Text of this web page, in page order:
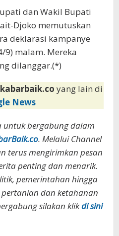
dan Wakil Bupati
Djoko memutuskan
deklarasi kampanye
9) malam. Mereka
dilanggar.(*)
kabarbaik.co yang lain di
News
untuk bergabung dalam
. Melalui Channel
terus mengirimkan pesan
penting dan menarik.
pemerintahan hingga
dan ketahanan
silakan klikdi sini